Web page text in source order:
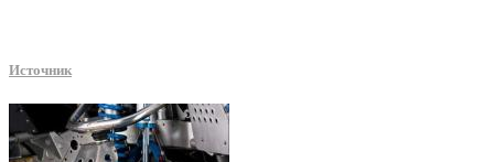
Источник